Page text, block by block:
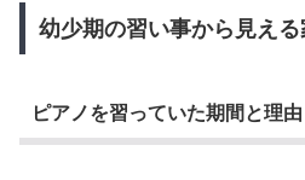
幼少期の習い事から見え
ピアノを習っていた期間と理由